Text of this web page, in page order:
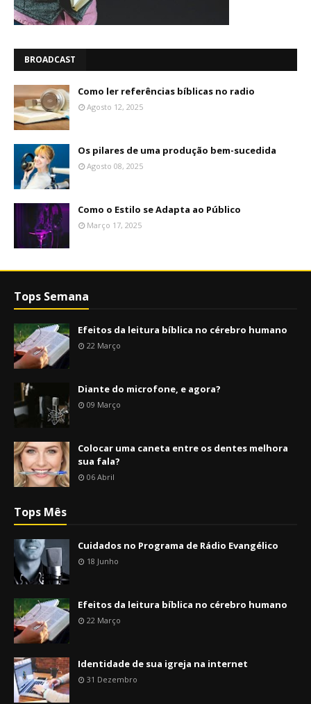
BROADCAST
Como ler referências bíblicas no radio
Agosto 12, 2025
Os pilares de uma produção bem-sucedida
Agosto 08, 2025
Como o Estilo se Adapta ao Público
Março 17, 2025
Tops Semana
Efeitos da leitura bíblica no cérebro humano
22 Março
Diante do microfone, e agora?
09 Março
Colocar uma caneta entre os dentes melhora
sua fala?
06 Abril
Tops Mês
Cuidados no Programa de Rádio Evangélico
18 Junho
Efeitos da leitura bíblica no cérebro humano
22 Março
Identidade de sua igreja na internet
31 Dezembro